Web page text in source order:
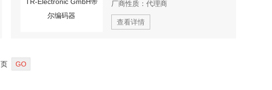
厂商性质： 代理商
查看详情
页